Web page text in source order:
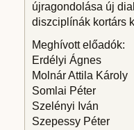
újragondolása új
diszciplínák kortárs
Meghívott előadók:
Erdélyi Ágnes
Molnár Attila Károly
Somlai Péter
Szelényi Iván
Szepessy Péter